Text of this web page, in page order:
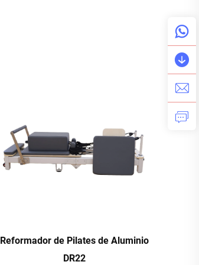
Reformador de Pilates de Aluminio
DR22